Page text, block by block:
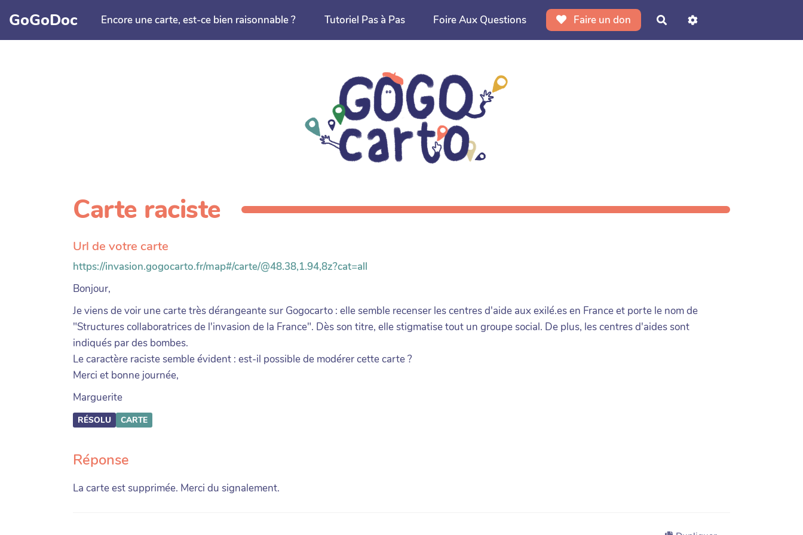
Aller au contenu principal
GoGoDoc Encore une carte, est-ce bien raisonnable ? Tutoriel Pas à Pas Foire Aux Questions Faire un don Rechercher
Carte raciste
Url de votre carte
https://invasion.gogocarto.fr/map#/carte/@48.38,1.94,8z?cat=all
Bonjour,
Je viens de voir une carte très dérangeante sur Gogocarto : elle semble recenser les centres d'aide aux exilé.es en France et porte le nom de
"Structures collaboratrices de l'invasion de la France". Dès son titre, elle stigmatise tout un groupe social. De plus, les centres d'aides sont
indiqués par des bombes.
Le caractère raciste semble évident : est-il possible de modérer cette carte ?
Merci et bonne journée,
Marguerite
RÉSOLU CARTE
Réponse
La carte est supprimée. Merci du signalement.